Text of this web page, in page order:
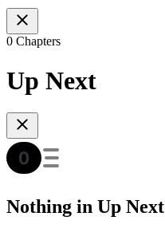
0 Chapters
Up Next
Nothing in Up Next